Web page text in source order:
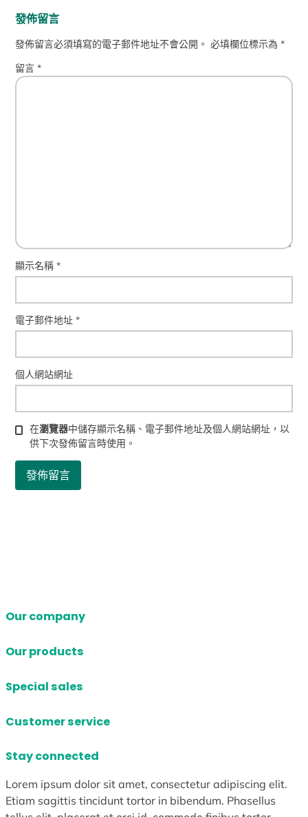
發佈留言
發佈留言必須填寫的電子郵件地址不會公開。 必填欄位標示為*
留言*
顯示名稱*
電子郵件地址*
個人網站網址
在瀏覽器中儲存顯示名稱、電子郵件地址及個人網站網址，以
供下次發佈留言時使用。
Our company
Our products
Special sales
Customer service
Stay connected
Lorem ipsum dolor sit amet, consectetur adipiscing elit.
Etiam sagittis tincidunt tortor in bibendum. Phasellus